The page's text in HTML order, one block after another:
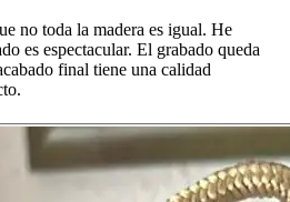
no toda la madera es igual. He
es espectacular. El grabado queda
final tiene una calidad